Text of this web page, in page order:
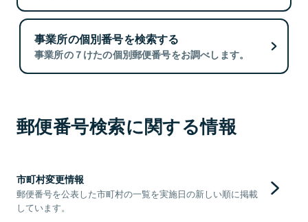
事業所の個別番号を検索する
事業所の７けたの個別郵便番号をお調べします。
郵便番号検索に関する情報
市町村変更情報
郵便番号を公表した市町村の一覧を実施日の新しい順に掲載
しています。